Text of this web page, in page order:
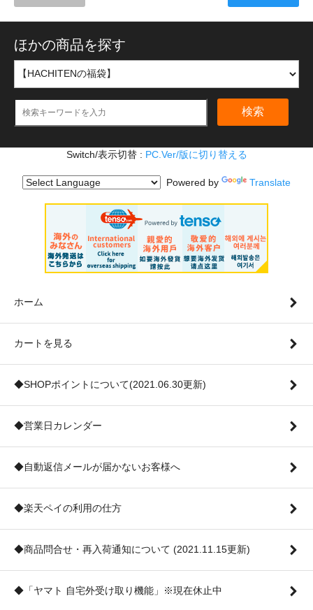
ほかの商品を探す
検索
Switch/表示切替 : PC.Ver/版に切り替える
Powered by Translate
ホーム
カートを見る
◆SHOPポイントについて(2021.06.30更新)
◆営業日カレンダー
◆自動返信メールが届かないお客様へ
◆楽天ペイの利用の仕方
◆商品問合せ・再入荷通知について (2021.11.15更新)
◆「ヤマト 自宅外受け取り機能」※現在休止中